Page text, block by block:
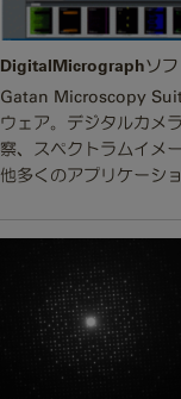
DigitalMicrographソフ
Gatan Microscopy
ウェア。デジタルカメ
察、スペクトラムイメ
他多くのアプリケーシ